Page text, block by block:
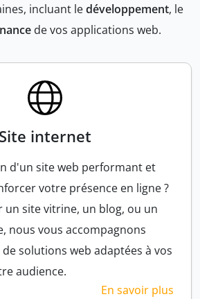
incluant ledéveloppement, le
de vos applications web.
Site internet
d'un site web performant et
votre présence en ligne ?
un site vitrine, un blog, ou un
nous vous accompagnons
solutions web adaptées à vos
audience.
En savoir plus